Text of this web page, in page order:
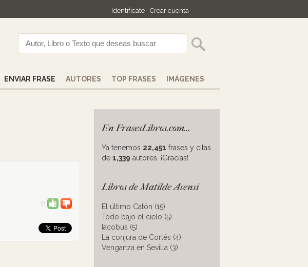
Identifícate Crear cuenta
ENVIAR FRASE AUTORES TOP FRASES IMÁGENES
0
En FrasesLibros.com...
Ya tenemos 22,451 frases y citas
de 1,339 autores. ¡Gracias!
Libros de Matilde Asensi
El último Catón (15)
Todo bajo el cielo (5)
Iacobus (5)
La conjura de Cortés (4)
Venganza en Sevilla (3)